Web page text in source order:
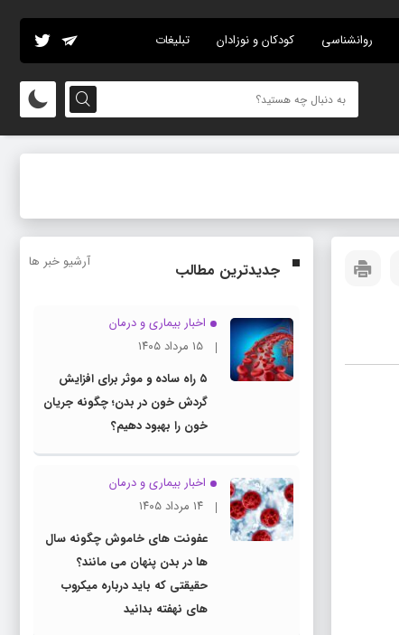
روانشناسی کودکان و نوزادان تبلیغات
جدیدترین مطالب آرشیو خبر ها
اخبار بیماری و درمان
۱۵ مرداد ۱۴۰۵
۵ راه ساده و موثر برای افزایش
گردش خون در بدن؛ چگونه جریان
خون را بهبود دهیم؟
اخبار بیماری و درمان
۱۴ مرداد ۱۴۰۵
عفونت های خاموش چگونه سال
ها در بدن پنهان می مانند؟
حقیقتی که باید درباره میکروب
های نهفته بدانید